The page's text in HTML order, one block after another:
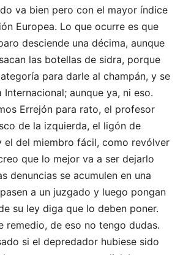
va bien pero con el mayor índice
Europea. Lo que ocurre es que
desciende una décima, aunque
las botellas de sidra, porque
para darle al champán, y se
Internacional; aunque ya, ni eso.
Errejón para rato, el profesor
de la izquierda, el ligón de
el del miembro fácil, como revólver
que lo mejor va a ser dejarlo
denuncias se acumulen en una
a un juzgado y luego pongan
su ley diga que lo deben poner.
remedio, de eso no tengo dudas.
si el depredador hubiese sido